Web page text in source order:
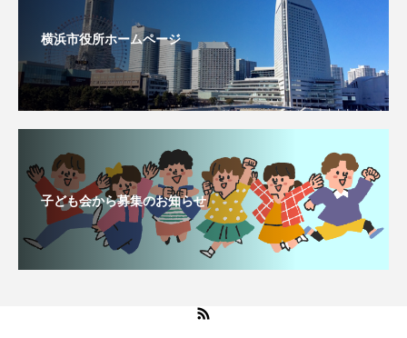
横浜市役所ホームページ
子ども会から募集のお知らせ